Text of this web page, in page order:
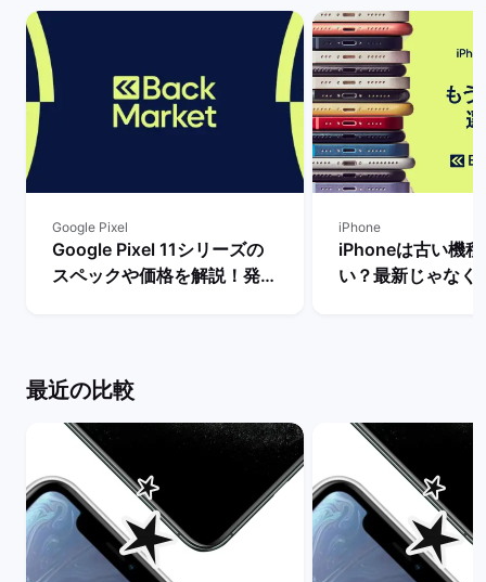
Google Pixel
Google Pixel 11シリーズの
スペックや価格を解説！発売
iPhone
iPhoneは古い機
い？最新じゃなく
最近の比較